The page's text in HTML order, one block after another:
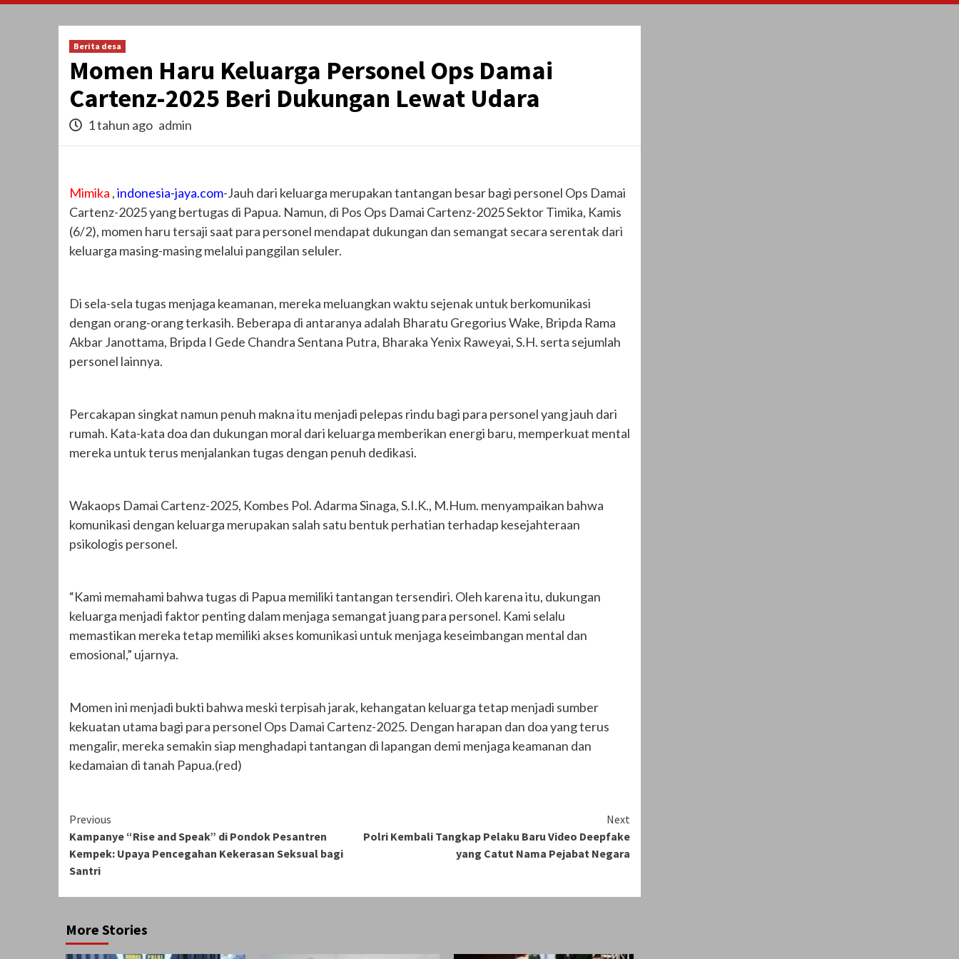
Berita desa
Momen Haru Keluarga Personel Ops Damai
Cartenz-2025 Beri Dukungan Lewat Udara
1 tahun ago admin
Mimika ,indonesia-jaya.com-Jauh dari keluarga merupakan tantangan besar bagi personel Ops Damai
Cartenz-2025 yang bertugas di Papua. Namun, di Pos Ops Damai Cartenz-2025 Sektor Timika, Kamis
(6/2), momen haru tersaji saat para personel mendapat dukungan dan semangat secara serentak dari
keluarga masing-masing melalui panggilan seluler.
Di sela-sela tugas menjaga keamanan, mereka meluangkan waktu sejenak untuk berkomunikasi
dengan orang-orang terkasih. Beberapa di antaranya adalah Bharatu Gregorius Wake, Bripda Rama
Akbar Janottama, Bripda I Gede Chandra Sentana Putra, Bharaka Yenix Raweyai, S.H. serta sejumlah
personel lainnya.
Percakapan singkat namun penuh makna itu menjadi pelepas rindu bagi para personel yang jauh dari
rumah. Kata-kata doa dan dukungan moral dari keluarga memberikan energi baru, memperkuat mental
mereka untuk terus menjalankan tugas dengan penuh dedikasi.
Wakaops Damai Cartenz-2025, Kombes Pol. Adarma Sinaga, S.I.K., M.Hum. menyampaikan bahwa
komunikasi dengan keluarga merupakan salah satu bentuk perhatian terhadap kesejahteraan
psikologis personel.
“Kami memahami bahwa tugas di Papua memiliki tantangan tersendiri. Oleh karena itu, dukungan
keluarga menjadi faktor penting dalam menjaga semangat juang para personel. Kami selalu
memastikan mereka tetap memiliki akses komunikasi untuk menjaga keseimbangan mental dan
emosional,” ujarnya.
Momen ini menjadi bukti bahwa meski terpisah jarak, kehangatan keluarga tetap menjadi sumber
kekuatan utama bagi para personel Ops Damai Cartenz-2025. Dengan harapan dan doa yang terus
mengalir, mereka semakin siap menghadapi tantangan di lapangan demi menjaga keamanan dan
kedamaian di tanah Papua.(red)
Continue
Reading
Previous
Kampanye “Rise and Speak” di Pondok Pesantren
Kempek: Upaya Pencegahan Kekerasan Seksual bagi
Santri
Next
Polri Kembali Tangkap Pelaku Baru Video Deepfake
yang Catut Nama Pejabat Negara
More Stories